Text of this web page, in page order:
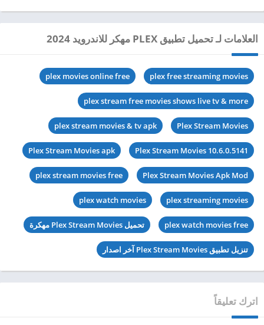
العلامات لـ تحميل تطبيق PLEX مهكر للاندرويد 2024
plex free streaming movies
plex movies online free
plex stream free movies shows live tv & more
Plex Stream Movies
plex stream movies & tv apk
Plex Stream Movies 10.6.0.5141
Plex Stream Movies apk
Plex Stream Movies Apk Mod
plex stream movies free
plex streaming movies
plex watch movies
plex watch movies free تحميل Plex Stream Movies مهكرة
تنزيل تطبيق Plex Stream Movies آخر اصدار
اترك تعليقاً